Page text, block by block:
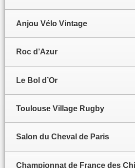
Anjou Vélo Vintage
Roc d’Azur
Le Bol d’Or
Toulouse Village Rugby
Salon du Cheval de Paris
Championnat de France des